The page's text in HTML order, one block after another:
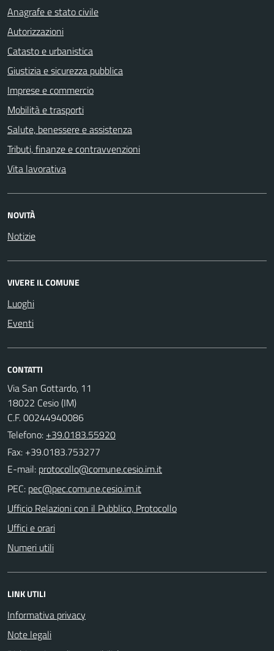
Anagrafe e stato civile
Autorizzazioni
Catasto e urbanistica
Giustizia e sicurezza pubblica
Imprese e commercio
Mobilità e trasporti
Salute, benessere e assistenza
Tributi, finanze e contravvenzioni
Vita lavorativa
NOVITÀ
Notizie
VIVERE IL COMUNE
Luoghi
Eventi
CONTATTI
Via San Gottardo, 11
18022 Cesio (IM)
C.F. 00244940086
Telefono: +39.0183.55920
Fax: +39.0183.753277
E-mail:
PEC:
Ufficio Relazioni con il Pubblico, Protocollo
Uffici e orari
Numeri utili
LINK UTILI
Informativa privacy
Note legali